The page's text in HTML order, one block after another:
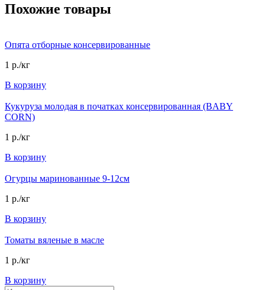
Похожие товары
Опята отборные консервированные
1 р./кг
В корзину
Кукуруза молодая в початках консервированная (BABY
CORN)
1 р./кг
В корзину
Огурцы маринованные 9-12см
1 р./кг
В корзину
Томаты вяленые в масле
1 р./кг
В корзину